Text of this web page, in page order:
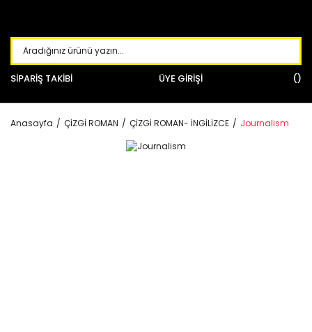
SİPARİŞ TAKİBİ ÜYE GİRİŞİ
Anasayfa ÇİZGİ ROMAN ÇİZGİ ROMAN- İNGİLİZCE Journalism